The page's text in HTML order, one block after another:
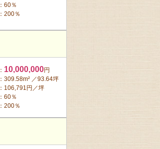
：60％
：200％
： 10,000,000円
：309.58m² ／93.64坪
：106,791円／坪
：60％
：200％